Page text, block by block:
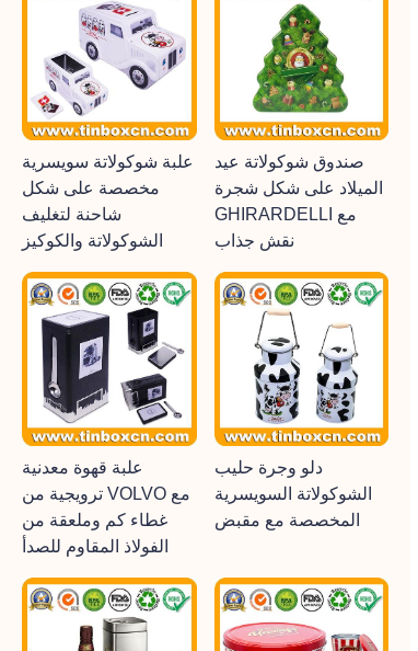
علبة شوكولاتة سويسرية
مخصصة على شكل
شاحنة لتغليف
الشوكولاتة والكوكيز
صندوق شوكولاتة عيد
الميلاد على شكل شجرة
GHIRARDELLI مع
نقش جذاب
علبة قهوة معدنية
ترويجية من VOLVO مع
غطاء كم وملعقة من
الفولاذ المقاوم للصدأ
دلو وجرة حليب
الشوكولاتة السويسرية
المخصصة مع مقبض